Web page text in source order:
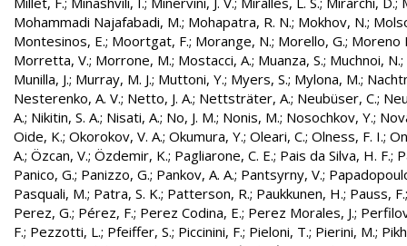
Mohammadi Najafabadi, M.; Mohapatra, R. N.; Mokhov, N.;
Montesinos, E.; Moortgat, F.; Morange, N.; Morello, G.; Moreno
Morretta, V.; Morrone, M.; Mostacci, A.; Muanza, S.; Muchnoi, N.;
Munilla, J.; Murray, M. J.; Muttoni, Y.; Myers, S.; Mylona, M.;
Nesterenko, A. V.; Netto, J. A.; Nettsträter, A.; Neubüser, C.;
A.; Nikitin, S. A.; Nisati, A.; No, J. M.; Nonis, M.; Nosochkov, Y.;
Oide, K.; Okorokov, V. A.; Okumura, Y.; Oleari, C.; Olness, F. I.;
A.; Özcan, V.; Özdemir, K.; Pagliarone, C. E.; Pais da Silva, H. F.;
Panico, G.; Panizzo, G.; Pankov, A. A.; Pantsyrny, V.;
Pasquali, M.; Patra, S. K.; Patterson, R.; Paukkunen, H.; Pauss, F.
Perez, G.; Pérez, F.; Perez Codina, E.; Perez Morales, J.;
F.; Pezzotti, L.; Pfeiffer, S.; Piccinini, F.; Pieloni, T.; Pierini, M.;